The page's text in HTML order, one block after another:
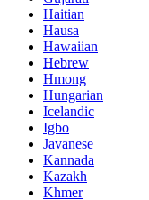
Haitian
Hausa
Hawaiian
Hebrew
Hmong
Hungarian
Icelandic
Igbo
Javanese
Kannada
Kazakh
Khmer